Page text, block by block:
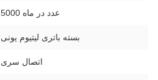
5000 عدد در ماه
بسته باتری لیتیوم یونی
اتصال سری